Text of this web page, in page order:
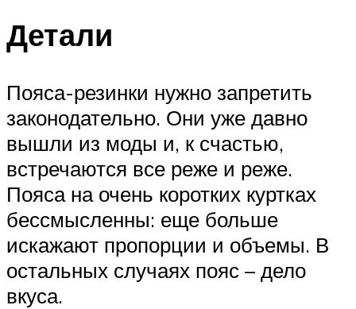
Детали
Пояса-резинки нужно запретить
законодательно. Они уже давно
вышли из моды и, к счастью,
встречаются все реже и реже.
Пояса на очень коротких куртках
бессмысленны: еще больше
искажают пропорции и объемы. В
остальных случаях пояс – дело
вкуса.